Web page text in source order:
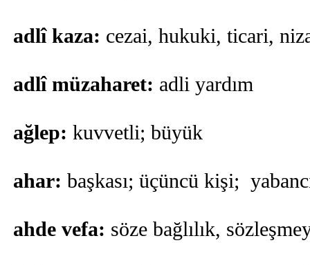
adlî kaza: cezai, hukuki, ticari,
adlî müzaharet: adli yardım
ağlep: kuvvetli; büyük
ahar: başkası; üçüncü kişi;
ahde vefa: söze bağlılık,